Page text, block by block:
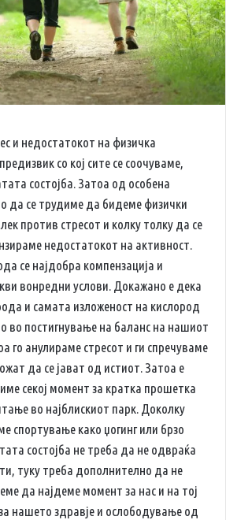
и недостатокот на физичка
со кој сите се соочуваме,
состојба. Затоа од особена
да се трудиме да бидеме физички
против стресот и колку толку да се
недостатокот на активност.
се најдобра компензација и
вонредни услови. Докажано е дека
и самата изложеност на кислород
во постигнување на баланс на нашиот
го анулираме стресот и ги спречуваме
да се јават од истиот. Затоа е
секој момент за кратка прошетка
во најблискиот парк. Доколку
спортување како џогинг или брзо
состојба не треба да не одвраќа
туку треба дополнително да не
да најдеме момент за нас и на тој
нашето здравје и ослободување од